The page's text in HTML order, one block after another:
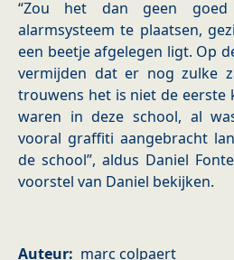
“Zou het dan geen
alarmsysteem te plaatsen,
een beetje afgelegen ligt. Op
vermijden dat er nog zulke
trouwens het is niet de eerste
waren in deze school, al
vooral graffiti aangebracht
de school”, aldus Daniel
voorstel van Daniel bekijken.
Auteur marc colpaert